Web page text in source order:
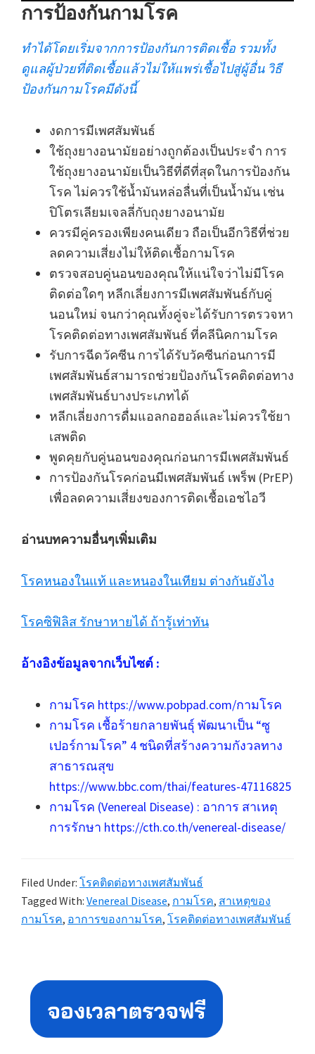
การป้องกันกามโรค
ทำได้โดยเริ่มจากการป้องกันการติดเชื้อ รวมทั้ง
ดูแลผู้ป่วยที่ติดเชื้อแล้วไม่ให้แพร่เชื้อไปสู่ผู้อื่น วิธี
ป้องกันกามโรคมีดังนี้
งดการมีเพศสัมพันธ์
ใช้ถุงยางอนามัยอย่างถูกต้องเป็นประจำ การ
ใช้ถุงยางอนามัยเป็นวิธีที่ดีที่สุดในการป้องกัน
โรค ไม่ควรใช้น้ำมันหล่อลื่นที่เป็นน้ำมัน เช่น
ปิโตรเลียมเจลลี่กับถุงยางอนามัย
ควรมีคู่ครองเพียงคนเดียว ถือเป็นอีกวิธีที่ช่วย
ลดความเสี่ยงไม่ให้ติดเชื้อกามโรค
ตรวจสอบคู่นอนของคุณให้แน่ใจว่าไม่มีโรค
ติดต่อใดๆ หลีกเลี่ยงการมีเพศสัมพันธ์กับคู่
นอนใหม่ จนกว่าคุณทั้งคู่จะได้รับการตรวจหา
โรคติดต่อทางเพศสัมพันธ์ ที่คลีนิคกามโรค
รับการฉีดวัคซีน การได้รับวัคซีนก่อนการมี
เพศสัมพันธ์สามารถช่วยป้องกันโรคติดต่อทาง
เพศสัมพันธ์บางประเภทได้
หลีกเลี่ยงการดื่มแอลกอฮอล์และไม่ควรใช้ยา
เสพติด
พูดคุยกับคู่นอนของคุณก่อนการมีเพศสัมพันธ์
การป้องกันโรคก่อนมีเพศสัมพันธ์ เพร็พ (PrEP)
เพื่อลดความเสี่ยงของการติดเชื้อเอชไอวี
อ่านบทความอื่นๆเพิ่มเติม
โรคหนองในแท้ และหนองในเทียม ต่างกันยังไง
โรคซิฟิลิส รักษาหายได้ ถ้ารู้เท่าทัน
อ้างอิงข้อมูลจากเว็บไซต์ :
กามโรค https://www.pobpad.com/กามโรค
กามโรค เชื้อร้ายกลายพันธุ์ พัฒนาเป็น “ซู
เปอร์กามโรค” 4 ชนิดที่สร้างความกังวลทาง
สาธารณสุข
https://www.bbc.com/thai/features-47116825
กามโรค (Venereal Disease) : อาการ สาเหตุ
การรักษา https://cth.co.th/venereal-disease/
Filed Under: โรคติดต่อทางเพศสัมพันธ์
Tagged With: Venereal Disease, กามโรค, สาเหตุของ
กามโรค, อาการของกามโรค, โรคติดต่อทางเพศสัมพันธ์
Sidebar